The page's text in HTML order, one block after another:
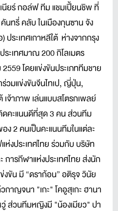
นียร์ กอล์ฟ ทีม แชมเปี้่ยนชิพ ที่
ทรี่ คลับ ในเมืองกุนซาน จัง
ระเทศเกาหลีใต้ ห่างจากกรุง
ระเทศมาณ 200 กิโลเมตร
โดยแข่งขันประเภททีมชาย
วมแข่งขันจีนไทเป, ญี่ปุ่น,
จ้าภาพ เล่นแบบสโตรกเพลย์
คะแนนดีที่สุด 3 คน ส่วนทีม
2 คนเป็นคะแนนทีมในแต่ละ
งประเทศไทย ร่วมกับ บริษัท
การกีฬาแห่งประเทศไทย ส่งนัก
ขัน มี “ดราก้อน” อติรุจ วินัย
าญจนา "เกะ" โคอูสุเกะ ฮานา
วู่ ส่วนทีมหญิงมี "น้องเมียว" ปา